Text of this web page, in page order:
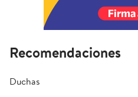
Recomendaciones
Duchas